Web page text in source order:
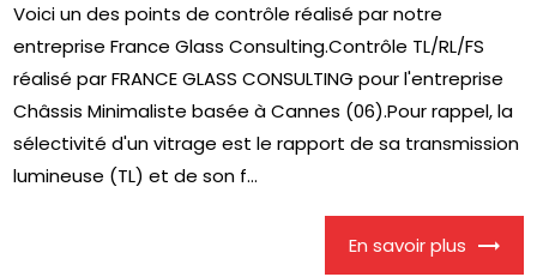
Voici un des points de contrôle réalisé par notre
entreprise France Glass Consulting.Contrôle TL/RL/FS
réalisé par FRANCE GLASS CONSULTING pour l'entreprise
Châssis Minimaliste basée à Cannes (06).Pour rappel, la
sélectivité d'un vitrage est le rapport de sa transmission
lumineuse (TL) et de son f...
En savoir plus